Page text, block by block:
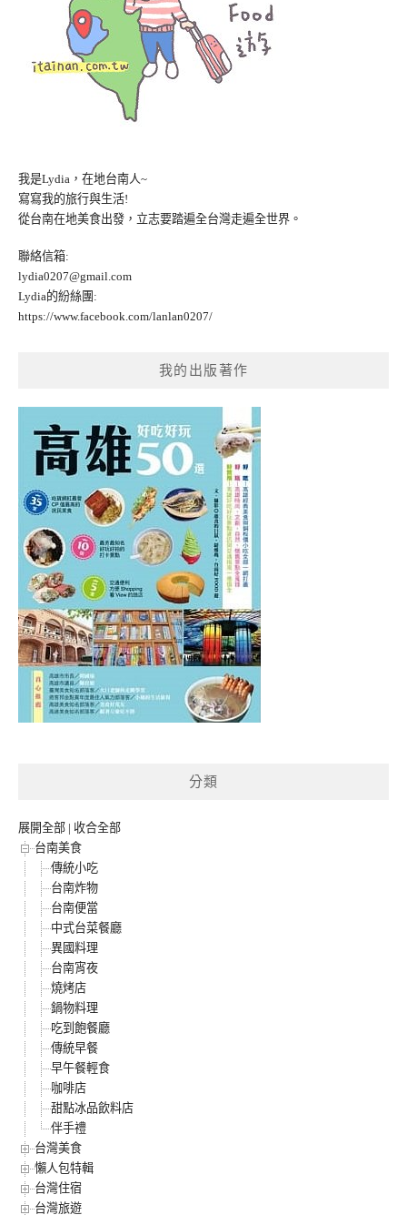
我是Lydia，在地台南人~
寫寫我的旅行與生活!
從台南在地美食出發，立志要踏遍全台灣走遍全世界。
聯絡信箱:
lydia0207@gmail.com
Lydia的紛絲團:
https://www.facebook.com/lanlan0207/
我的出版著作
分類
展開全部 | 收合全部
台南美食
傳統小吃
台南炸物
台南便當
中式台菜餐廳
異國料理
台南宵夜
燒烤店
鍋物料理
吃到飽餐廳
傳統早餐
早午餐輕食
咖啡店
甜點冰品飲料店
伴手禮
台灣美食
懶人包特輯
台灣住宿
台灣旅遊